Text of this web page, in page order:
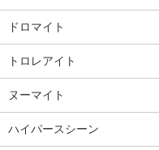
ドロマイト
トロレアイト
ヌーマイト
ハイパースシーン